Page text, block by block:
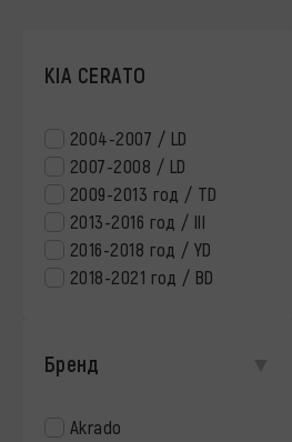
KIA CERATO
2004-2007 / LD
2007-2008 / LD
2009-2013 год / TD
2013-2016 год / lll
2016-2018 год / YD
2018-2021 год / BD
Бренд
Akrado